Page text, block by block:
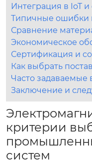
Интеграция в IoT
Типичные ошибки
Сравнение
Экономическое
Сертификация и
Как выбрать
Часто задаваемые
Заключение и
критерии
систем